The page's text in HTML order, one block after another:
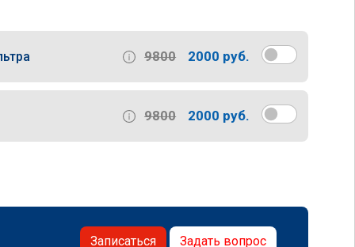
9800 2000 руб.
9800 2000 руб.
Записаться Задать вопрос